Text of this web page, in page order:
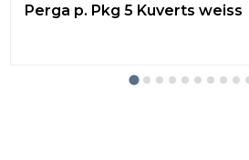
Perga p. Pkg 5 Kuverts weiss